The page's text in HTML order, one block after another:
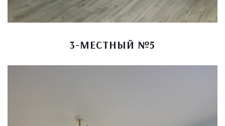
3-МЕСТНЫЙ №5